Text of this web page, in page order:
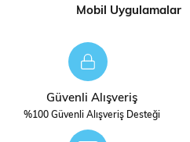
Mobil Uygulamalar
Güvenli Alışveriş
%100 Güvenli Alışveriş Desteği